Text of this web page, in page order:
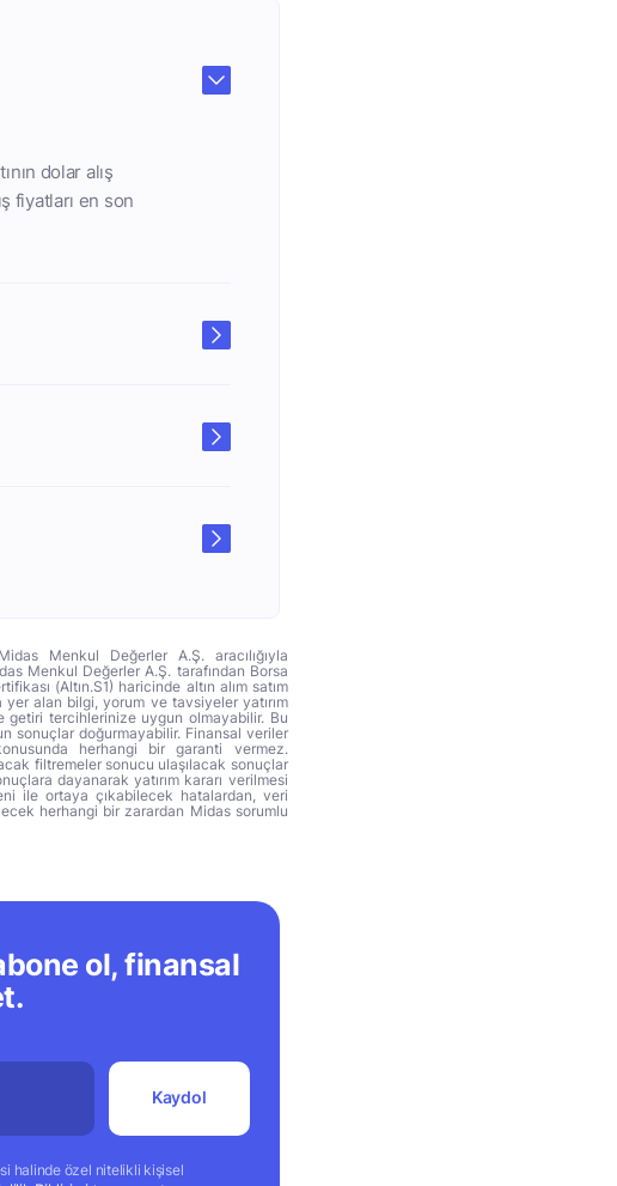
dolar alış
fiyatları en son
Menkul Değerler A.Ş. aracılığıyla
Menkul Değerler A.Ş. tarafından Borsa
(Altın.S1) haricinde altın alım satım
alan bilgi, yorum ve tavsiyeler yatırım
getiri tercihlerinize uygun olmayabilir. Bu
sonuçlar doğurmayabilir. Finansal veriler
herhangi bir garanti vermez.
filtremeler sonucu ulaşılacak sonuçlar
dayanarak yatırım kararı verilmesi
ile ortaya çıkabilecek hatalardan, veri
herhangi bir zarardan Midas sorumlu
ol, finansal
Kaydol
halinde özel nitelikli kişisel